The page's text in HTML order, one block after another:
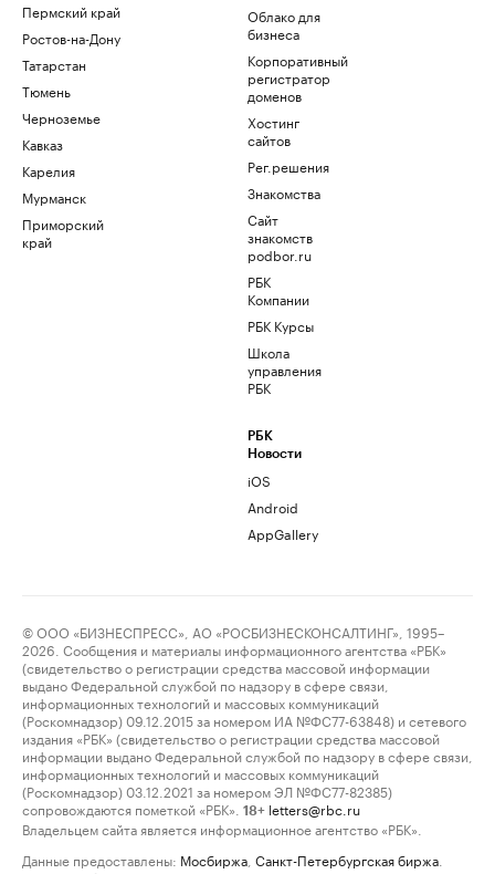
Пермский край
Ростов-на-Дону
Татарстан
Тюмень
Черноземье
Кавказ
Карелия
Мурманск
Приморский
край
Облако для
бизнеса
Корпоративный
регистратор
доменов
Хостинг
сайтов
Рег.решения
Знакомства
Сайт
знакомств
podbor.ru
РБК
Компании
РБК Курсы
Школа
управления
РБК
РБК
Новости
iOS
Android
AppGallery
© ООО «БИЗНЕСПРЕСС», АО «РОСБИЗНЕСКОНСАЛТИНГ», 1995–
2026. Сообщения и материалы информационного агентства «РБК»
(свидетельство о регистрации средства массовой информации
выдано Федеральной службой по надзору в сфере связи,
информационных технологий и массовых коммуникаций
(Роскомнадзор) 09.12.2015 за номером ИА №ФС77-63848) и сетевого
издания «РБК» (свидетельство о регистрации средства массовой
информации выдано Федеральной службой по надзору в сфере связи,
информационных технологий и массовых коммуникаций
(Роскомнадзор) 03.12.2021 за номером ЭЛ №ФС77-82385)
сопровождаются пометкой «РБК».
18+ letters@rbc.ru
Владельцем сайта является информационное агентство «РБК».
Данные предоставлены: Мосбиржа Санкт-Петербургская биржа